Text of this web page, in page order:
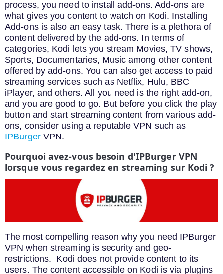
process, you need to install add-ons. Add-ons are
what gives you content to watch on Kodi. Installing
Add-ons is also an easy task. There is a plethora of
content delivered by the add-ons. In terms of
categories, Kodi lets you stream Movies, TV shows,
Sports, Documentaries, Music among other content
offered by add-ons. You can also get access to paid
streaming services such as Netflix, Hulu, BBC
iPlayer, and others. All you need is the right add-on,
and you are good to go. But before you click the play
button and start streaming content from various add-
ons, consider using a reputable VPN such as
IPBurgerVPN.
Pourquoi avez-vous besoin d'IPBurger VPN
lorsque vous regardez en streaming sur Kodi ?
The most compelling reason why you need IPBurger
VPN when streaming is security and geo-
restrictions. Kodi does not provide content to its
users. The content accessible on Kodi is via plugins